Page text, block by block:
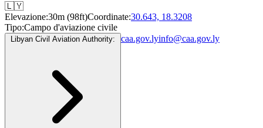
🇱🇾
Elevazione:30m (98ft)Coordinate:30.643, 18.3208
Tipo:Campo d'aviazione civile
Libyan Civil Aviation Authority: caa.gov.lyinfo@caa.gov.ly